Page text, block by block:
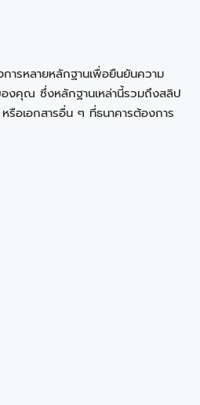
ารหลายหลักฐานเพื่อยืนยันความ
องคุณ ซึ่งหลักฐานเหล่านี้รวมถึงสลิป
รือเอกสารอื่น ๆ ที่ธนาคารต้องการ